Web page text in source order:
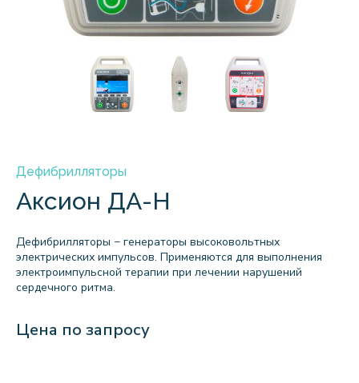
Дефибрилляторы
Аксион ДА-Н
Дефибрилляторы − генераторы высоковольтных
электрических импульсов. Применяются для выполнения
электроимпульсной терапии при лечении нарушений
сердечного ритма.
Цена по запросу